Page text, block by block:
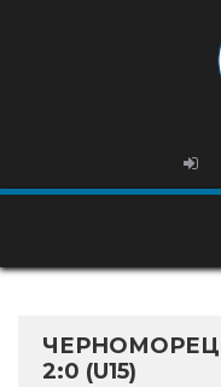
ЧЕРНОМОРЕЦ
2:0 (U15)